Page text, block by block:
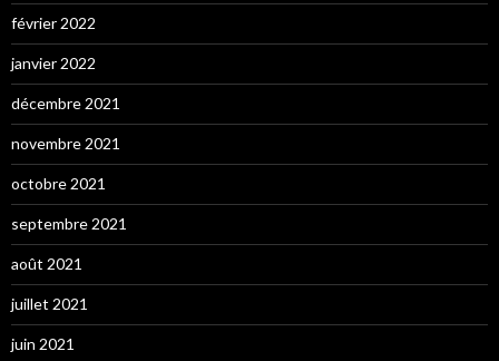
février 2022
janvier 2022
décembre 2021
novembre 2021
octobre 2021
septembre 2021
août 2021
juillet 2021
juin 2021